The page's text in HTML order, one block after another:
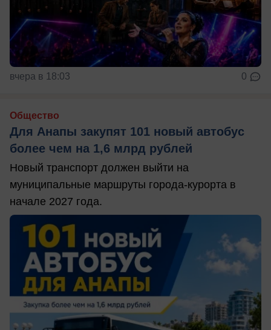
вчера в 18:03 0
Общество
Для Анапы закупят 101 новый автобус
более чем на 1,6 млрд рублей
Новый транспорт должен выйти на
муниципальные маршруты города-курорта в
начале 2027 года.